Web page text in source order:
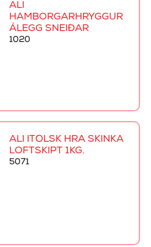
ALI
HAMBORGARHRYGGUR
ÁLEGG SNEIÐAR
1020
ALI ÍTÖLSK HRÁ SKINKA
LOFTSKIPT 1KG.
5071